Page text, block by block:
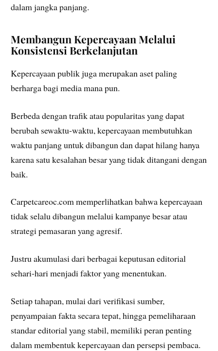
dalam jangka panjang.
Membangun Kepercayaan Melalui
Konsistensi Berkelanjutan
Kepercayaan publik juga merupakan aset paling
berharga bagi media mana pun.
Berbeda dengan trafik atau popularitas yang dapat
berubah sewaktu-waktu, kepercayaan membutuhkan
waktu panjang untuk dibangun dan dapat hilang hanya
karena satu kesalahan besar yang tidak ditangani dengan
baik.
Carpetcareoc.com memperlihatkan bahwa kepercayaan
tidak selalu dibangun melalui kampanye besar atau
strategi pemasaran yang agresif.
Justru akumulasi dari berbagai keputusan editorial
sehari-hari menjadi faktor yang menentukan.
Setiap tahapan, mulai dari verifikasi sumber,
penyampaian fakta secara tepat, hingga pemeliharaan
standar editorial yang stabil, memiliki peran penting
dalam membentuk kepercayaan dan persepsi pembaca.